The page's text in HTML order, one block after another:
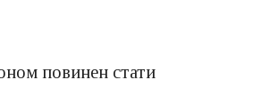
повинен стати